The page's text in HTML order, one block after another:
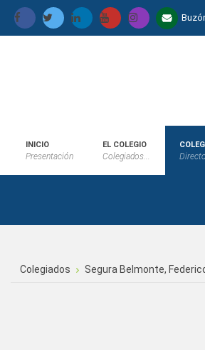
INICIO
Presentación
EL COLEGIO
Colegiados...
Colegiados Segura Belmonte,